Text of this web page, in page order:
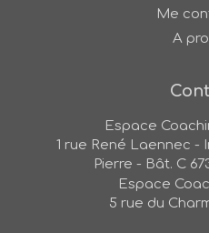
Me
A
Espace
1 rue René Laennec -
Pierre - Bât. C
Espace
5 rue du